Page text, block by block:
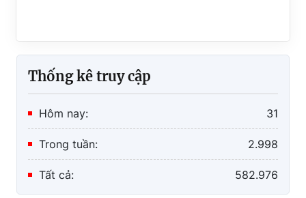
Thống kê truy cập
Hôm nay: 31
Trong tuần: 2.998
Tất cả: 582.976